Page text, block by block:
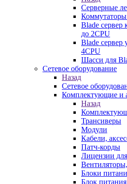
Серверные
Blade сервер
до 2CPU
Blade сервер
4CPU
Шасси для
Сетевое оборудование
Назад
Сетевое
Комплектующие и
Назад
Трансиверы
Модули
Кабели,
Патч-корды
Лицензии
Блоки
Блок питания